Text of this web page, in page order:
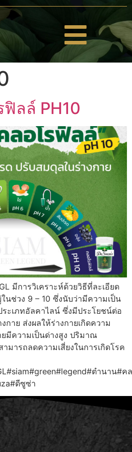
ลล์ PH10
มีการวิเคราะห์ด้วยวิธีที่ละเอียด
นช่วง 9 – 10 ซึ่งนับว่ามีความเป็น
ระเภทอัลคาไลน์ ซึ่งมีประโยชน์ต่อ
กาย ส่งผลให้ร่างกายเกิดความ
ยมีความเป็นด่างสูง ปริมาณ
ามารถลดความเสี่ยงในการเกิดโรค
ตำนาน#ค
ดีซูซ่า